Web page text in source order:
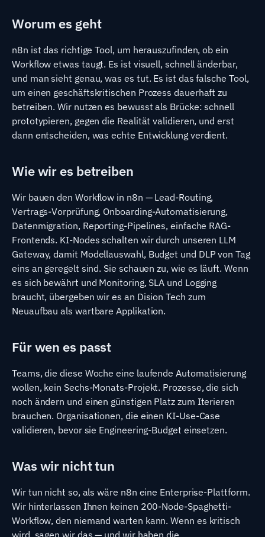
Worum es geht
n8n ist das richtige Tool, um herauszufinden, ob ein
Workflow etwas taugt. Es ist visuell, schnell änderbar,
und man sieht genau, was es tut. Es ist das falsche Tool,
um einen geschäftskritischen Prozess dauerhaft zu
betreiben. Wir nutzen es bewusst als Brücke: schnell
prototypieren, gegen die Realität validieren, und erst
dann entscheiden, was echte Entwicklung verdient.
Wie wir es betreiben
Wir bauen den Workflow in n8n — Lead-Routing,
Vertrags-Vorprüfung, Onboarding-Automatisierung,
Datenmigration, Reporting-Pipelines, einfache RAG-
Frontends. KI-Nodes schalten wir durch unseren LLM
Gateway, damit Modellauswahl, Budget und DLP von Tag
eins an geregelt sind. Sie schauen zu, wie es läuft. Wenn
es sich bewährt und Monitoring, SLA und Logging
braucht, übergeben wir es an Dision Tech zum
Neuaufbau als wartbare Applikation.
Für wen es passt
Teams, die diese Woche eine laufende Automatisierung
wollen, kein Sechs-Monats-Projekt. Prozesse, die sich
noch ändern und einen günstigen Platz zum Iterieren
brauchen. Organisationen, die einen KI-Use-Case
validieren, bevor sie Engineering-Budget einsetzen.
Was wir nicht tun
Wir tun nicht so, als wäre n8n eine Enterprise-Plattform.
Wir hinterlassen Ihnen keinen 200-Node-Spaghetti-
Workflow, den niemand warten kann. Wenn es kritisch
wird, sagen wir das — und wir haben die